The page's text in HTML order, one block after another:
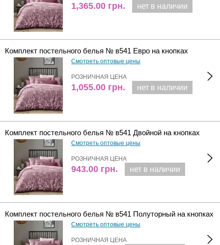
1,365.00 грн. нет в наличии
Комплект постельного белья № в541 Евро на кнопках
Смотреть оптовые цены
РОЗНИЧНАЯ ЦЕНА
1,055.00 грн. нет в наличии
Комплект постельного белья № в541 Двойной на кнопках
Смотреть оптовые цены
РОЗНИЧНАЯ ЦЕНА
943.00 грн. нет в наличии
Комплект постельного белья № в541 Полуторный на кнопках
Смотреть оптовые цены
РОЗНИЧНАЯ ЦЕНА